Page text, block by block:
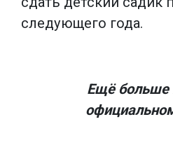
следующего года.
Ещё больше